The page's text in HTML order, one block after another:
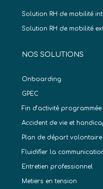
Solution RH de mobilité
Solution RH de mobilité
NOS SOLUTIONS
Onboarding
GPEC
Fin d’activité programmée
Accident de vie et
Plan de départ volontaire
Fluidifier la
Entretien professionnel
Metiers en tension